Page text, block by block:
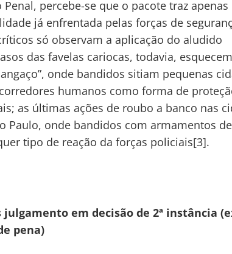
percebe-se que o pacote traz apenas
já enfrentada pelas forças de
só observam a aplicação do aludido
das favelas cariocas, todavia,
onde bandidos sitiam pequenas
humanos como forma de
as últimas ações de roubo a banco nas
Paulo, onde bandidos com armamentos
tipo de reação da forças policiais[3].
julgamento em decisão de 2ª instância
pena)